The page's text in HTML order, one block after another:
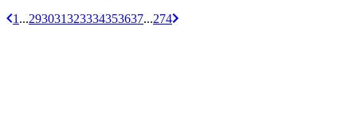
1 ...293031323334353637...274